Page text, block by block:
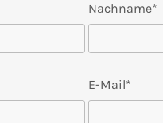
Nachname*
E-Mail*